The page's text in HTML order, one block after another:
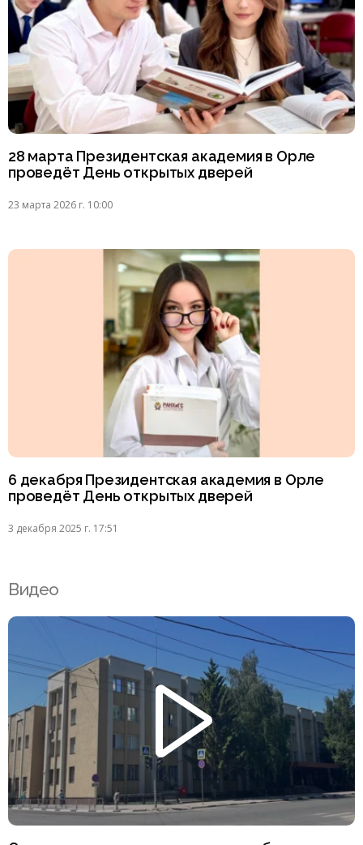
28 марта Президентская академия в Орле
проведёт День открытых дверей
23 марта 2026 г. 10:00
6 декабря Президентская академия в Орле
проведёт День открытых дверей
3 декабря 2025 г. 17:51
Видео